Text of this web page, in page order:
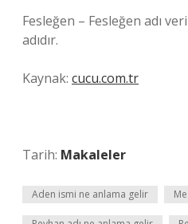
Fesleğen – Fesleğen adı
adıdır.
Kaynak: cucu.com.tr
Tarih: Makaleler
Aden ismi ne anlama gelir